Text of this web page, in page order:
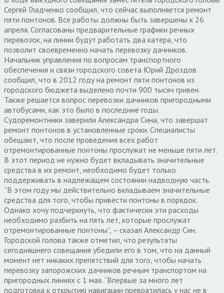
Сергей Гладченко сообщил, что сейчас выполняется ремонт
пяти понтонов. Все работы должны быть завершены к 26
апреля. Согласованы предварительные графики речных
перевозок, на линии будут работать два катера, что
позволит своевременно начать перевозку дачников.
Начальник управления по вопросам транспортного
обеспечения и связи городского совета Юрий Дроздов
сообщил, что в 2012 году на ремонт пяти понтонов из
городского бюджета выделено почти 900 тысяч гривен.
Также решается вопрос перевозки дачников пригородными
автобусами, как это было в последние годы.
Судоремонтники заверили Александра Сина, что завершат
ремонт понтонов в установленные сроки. Специалисты
обещают, что после проведения всех работ
отремонтированные понтоны прослужат не меньше пяти лет.
В этот период не нужно будет вкладывать значительные
средства в их ремонт, необходимо будет только
поддерживать в надлежащем состоянии надводную часть.
“В этом году мы действительно вкладываем значительные
средства для того, чтобы привести понтоны в порядок.
Однако хочу подчеркнуть, что фактически эти расходы
необходимо разбить на пять лет, которые прослужат
отремонтированные понтоны”, – сказал Александр Син.
Городской голова также отметил, что результаты
сегодняшнего совещания убедили его в том, что на данный
момент нет никаких препятствий для того, чтобы начать
перевозку запорожских дачников речным транспортом на
пригородных линиях с 1 мая. “Впервые за много лет
подготовка к открытию навигации превратилась у нас не в